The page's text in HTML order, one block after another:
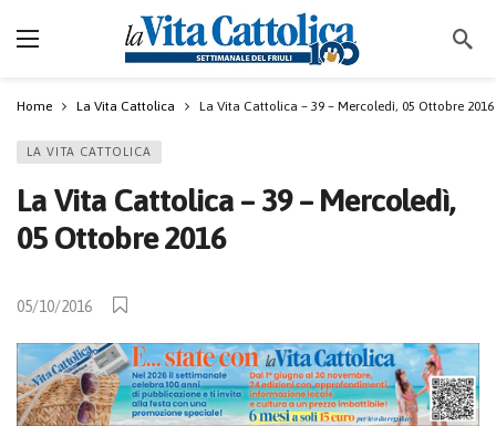
Home La Vita Cattolica La Vita Cattolica – 39 – Mercoledì, 05 Ottobre 2016
LA VITA CATTOLICA
La Vita Cattolica – 39 – Mercoledì,
05 Ottobre 2016
05/10/2016